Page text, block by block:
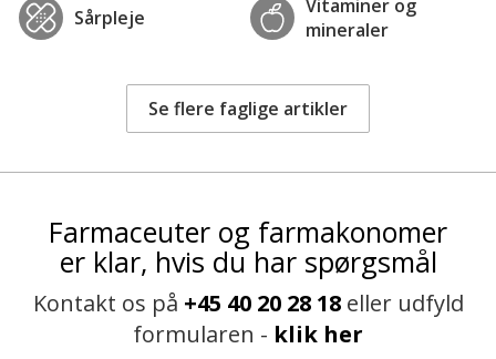
Sårpleje
Vitaminer og
mineraler
Se flere faglige artikler
Farmaceuter og farmakonomer
er klar, hvis du har spørgsmål
Kontakt os på +45 40 20 28 18eller udfyld
formularen - klik her